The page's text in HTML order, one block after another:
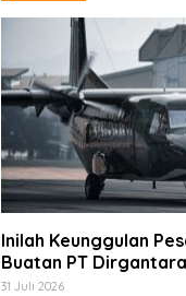
Inilah Keunggulan
Buatan PT
Dukung Berbagai
31 Juli 2026